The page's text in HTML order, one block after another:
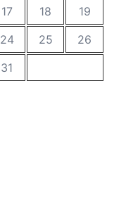
17 18
19
24 25
26
31